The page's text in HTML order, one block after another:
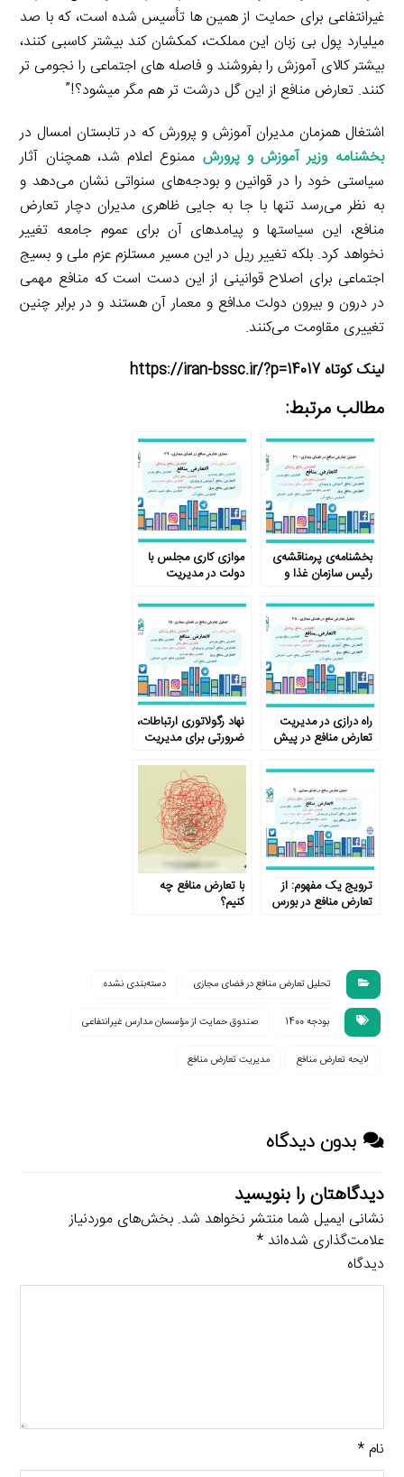
غیرانتفاعی برای حمایت از همین ها تأسیس شده است، که با صد
میلیارد پول بی زبان این مملکت، کمکشان کند بیشتر کاسبی کنند،
بیشتر کالای آموزش را بفروشند و فاصله های اجتماعی را نجومی تر
کنند. تعارض منافع از این گل درشت تر هم مگر میشود؟!”
اشتغال همزمان مدیران آموزش و پرورش که در تابستان امسال در
بخشنامه وزیر آموزش و پرورش ممنوع اعلام شد، همچنان آثار
سیاستی خود را در قوانین و بودجه‌های سنواتی نشان می‌دهد و
به نظر می‌رسد تنها با جا به جایی ظاهری مدیران دچار تعارض
منافع، این سیاستها و پیامدهای آن برای عموم جامعه تغییر
نخواهد کرد. بلکه تغییر ریل در این مسیر مستلزم عزم ملی و بسیج
اجتماعی برای اصلاح قوانینی از این دست است که منافع مهمی
در درون و بیرون دولت مدافع و معمار آن هستند و در برابر چنین
تغییری مقاومت می‌کنند.
لینک کوتاه https://iran-bssc.ir/?p=14017
مطالب مرتبط:
بخشنامه‌ی پرمناقشه‌ی
رئیس سازمان غذا و
موازی کاری مجلس با
دولت در مدیریت
راه درازی در مدیریت
تعارض منافع در پیش
نهاد رگولاتوری ارتباطات،
ضرورتی برای مدیریت
ترویج یک مفهوم: از
تعارض منافع در بورس
با تعارض منافع چه
کنیم؟
تحلیل تعارض منافع در فضای مجازی دسته‌بندی نشده
بودجه 1400 صندوق حمایت از مؤسسان مدارس غیرانتفاعی
لایحه تعارض منافع مدیریت تعارض منافع
بدون دیدگاه
دیدگاهتان را بنویسید
نشانی ایمیل شما منتشر نخواهد شد. بخش‌های موردنیاز
علامت‌گذاری شده‌اند*
دیدگاه
نام*